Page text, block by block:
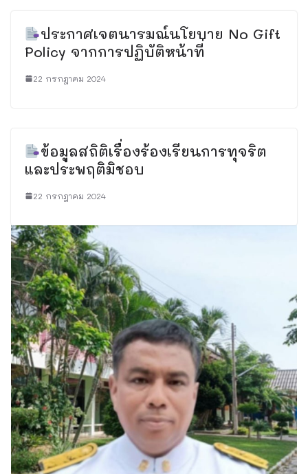
ประกาศเจตนารมณ์นโยบาย No Gift
Policy จากการปฏิบัติหน้าที่
22 กรกฎาคม 2024
ข้อมูลสถิติเรื่องร้องเรียนการทุจริต
และประพฤติมิชอบ
22 กรกฎาคม 2024